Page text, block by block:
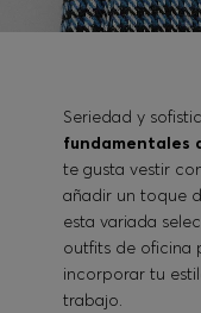
Preguntas
Seriedad y
fundamentales
te gusta vestir
añadir un toque
esta variada
outfits de oficina
incorporar tu
trabajo.